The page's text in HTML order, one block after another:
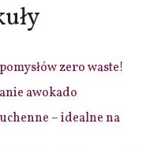
zero waste!
awokado
– idealne na